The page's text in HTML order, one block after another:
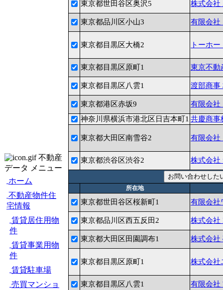
不動産
データ メニュー
ホーム
不動産物件住
宅情報
賃貸居住用物
件
賃貸事業用物
件
賃貸駐車場
売買マンショ
東京都世田谷区奥沢5 株式会社
東京都品川区小山3 有限会社
東京都目黒区大橋2 トーホ
東京都目黒区原町1 東京不動
東京都目黒区八雲1 渡部商事
東京都港区赤坂9
有限会社
神奈川県横浜市港北区日吉本町1 共慶商事
東京都大田区南雪谷2 有限会社
東京都渋谷区渋谷2 株式会社
所在地
東京都世田谷区桜新町1 有限会社
東京都品川区西五反田2 株式会社
東京都大田区田園調布1 株式会社
東京都目黒区原町1 株式会社
東京都目黒区八雲1 有限会社